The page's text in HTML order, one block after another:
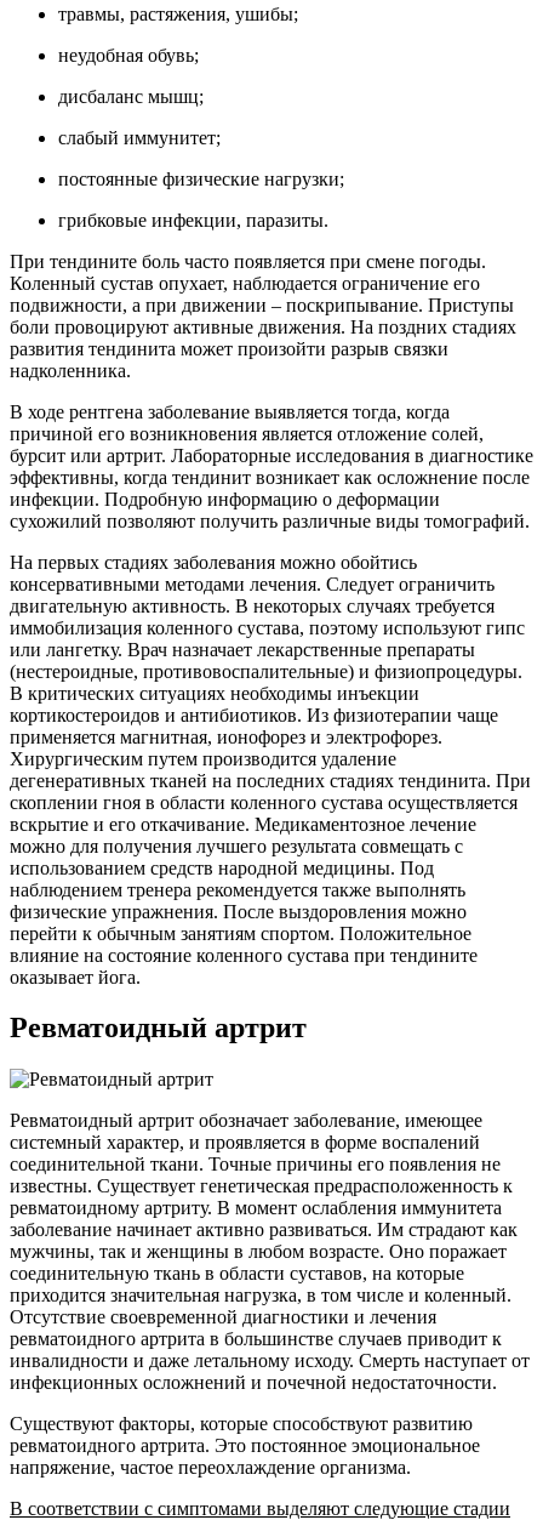
травмы, растяжения, ушибы;
неудобная обувь;
дисбаланс мышц;
слабый иммунитет;
постоянные физические нагрузки;
грибковые инфекции, паразиты.
При тендините боль часто появляется при смене погоды.
Коленный сустав опухает, наблюдается ограничение его
подвижности, а при движении – поскрипывание. Приступы
боли провоцируют активные движения. На поздних стадиях
развития тендинита может произойти разрыв связки
надколенника.
В ходе рентгена заболевание выявляется тогда, когда
причиной его возникновения является отложение солей,
бурсит или артрит. Лабораторные исследования в диагностике
эффективны, когда тендинит возникает как осложнение после
инфекции. Подробную информацию о деформации
сухожилий позволяют получить различные виды томографий.
На первых стадиях заболевания можно обойтись
консервативными методами лечения. Следует ограничить
двигательную активность. В некоторых случаях требуется
иммобилизация коленного сустава, поэтому используют гипс
или лангетку. Врач назначает лекарственные препараты
(нестероидные, противовоспалительные) и физиопроцедуры.
В критических ситуациях необходимы инъекции
кортикостероидов и антибиотиков. Из физиотерапии чаще
применяется магнитная, ионофорез и электрофорез.
Хирургическим путем производится удаление
дегенеративных тканей на последних стадиях тендинита. При
скоплении гноя в области коленного сустава осуществляется
вскрытие и его откачивание. Медикаментозное лечение
можно для получения лучшего результата совмещать с
использованием средств народной медицины. Под
наблюдением тренера рекомендуется также выполнять
физические упражнения. После выздоровления можно
перейти к обычным занятиям спортом. Положительное
влияние на состояние коленного сустава при тендините
оказывает йога.
Ревматоидный артрит
Ревматоидный артрит обозначает заболевание, имеющее
системный характер, и проявляется в форме воспалений
соединительной ткани. Точные причины его появления не
известны. Существует генетическая предрасположенность к
ревматоидному артриту. В момент ослабления иммунитета
заболевание начинает активно развиваться. Им страдают как
мужчины, так и женщины в любом возрасте. Оно поражает
соединительную ткань в области суставов, на которые
приходится значительная нагрузка, в том числе и коленный.
Отсутствие своевременной диагностики и лечения
ревматоидного артрита в большинстве случаев приводит к
инвалидности и даже летальному исходу. Смерть наступает от
инфекционных осложнений и почечной недостаточности.
Существуют факторы, которые способствуют развитию
ревматоидного артрита. Это постоянное эмоциональное
напряжение, частое переохлаждение организма.
В соответствии с симптомами выделяют следующие стадии